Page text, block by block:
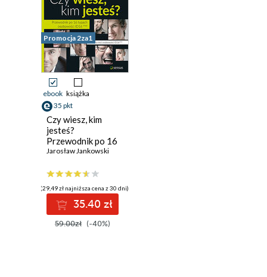
Promocja 2za1
ebook książka
35 pkt
Czy wiesz, kim
jesteś?
Przewodnik po 16
typach
Jarosław Jankowski
(29,49 zł najniższa cena z 30 dni)
35.40 zł
59.00zł (-40%)